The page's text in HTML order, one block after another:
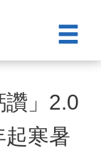
讚」2.0
寒暑